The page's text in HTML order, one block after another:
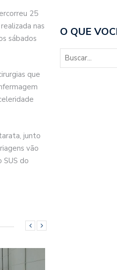
25
nas
sábados
que
junto
vão
do
O QUE